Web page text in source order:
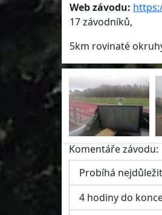
Web závodu:
17 závodníků,
5km rovinaté
Komentáře závodu:
Probíhá
4 hodiny do